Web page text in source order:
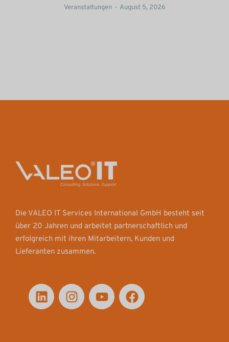
Veranstaltungen August 5, 2026
Die VALEO IT Services International GmbH besteht seit
über 20 Jahren und arbeitet partnerschaftlich und
erfolgreich mit ihren Mitarbeitern, Kunden und
Lieferanten zusammen.